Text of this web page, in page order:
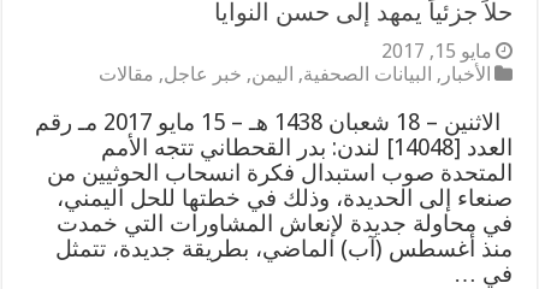
حلاً جزئياً يمهد إلى حسن النوايا
مايو 15, 2017
الأخبار , البيانات الصحفية, اليمن, خبر عاجل, مقالات
الاثنين – 18 شعبان 1438 هـ – 15 مايو 2017 مـ رقم
العدد [14048] لندن: بدر القحطاني تتجه الأمم
المتحدة صوب استبدال فكرة انسحاب الحوثيين من
صنعاء إلى الحديدة، وذلك في خطتها للحل اليمني،
في محاولة جديدة لإنعاش المشاورات التي خمدت
منذ أغسطس (آب) الماضي، بطريقة جديدة، تتمثل
في …